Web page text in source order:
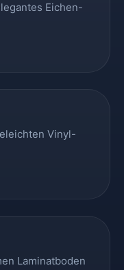
Eichen-
Vinyl-
Laminatboden